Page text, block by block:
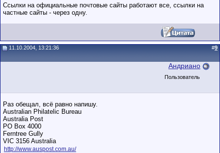
Ссылки на официальные почтовые сайты работают все, ссылки на
частные сайты - через одну.
11.10.2004, 13:21:36 #9
Андриано
Пользователь
Раз обещал, всё равно напишу.
Australian Philatelic Bureau
Australia Post
PO Box 4000
Ferntree Gully
VIC 3156 Australia
http://www.auspost.com.au/